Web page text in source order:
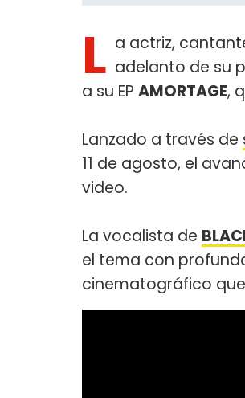
L a actriz,
adelanto de su
a su EP AMORTAGE,
Lanzado a través de
11 de agosto, el
video.
La vocalista de
el tema con
cinematográfico